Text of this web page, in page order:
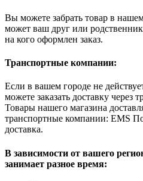
Вы можете забрать товар в
может ваш друг или
на кого оформлен заказ.
Транспортные компании:
Если в вашем городе не
можете заказать доставку
Товары нашего магазина
транспортные компании: EMS
доставка.
В зависимости от вашего
занимает разное время: